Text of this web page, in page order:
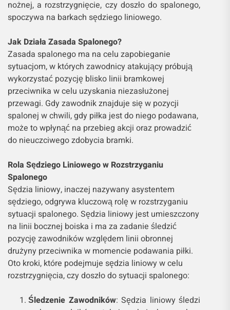
nożnej, a rozstrzygnięcie, czy doszło do spalonego,
spoczywa na barkach sędziego liniowego.
Jak Działa Zasada Spalonego?
Zasada spalonego ma na celu zapobieganie
sytuacjom, w których zawodnicy atakujący próbują
wykorzystać pozycję blisko linii bramkowej
przeciwnika w celu uzyskania niezasłużonej
przewagi. Gdy zawodnik znajduje się w pozycji
spalonej w chwili, gdy piłka jest do niego podawana,
może to wpłynąć na przebieg akcji oraz prowadzić
do nieuczciwego zdobycia bramki.
Rola Sędziego Liniowego w Rozstrzyganiu
Spalonego
Sędzia liniowy, inaczej nazywany asystentem
sędziego, odgrywa kluczową rolę w rozstrzyganiu
sytuacji spalonego. Sędzia liniowy jest umieszczony
na linii bocznej boiska i ma za zadanie śledzić
pozycję zawodników względem linii obronnej
drużyny przeciwnika w momencie podawania piłki.
Oto kroki, które podejmuje sędzia liniowy w celu
rozstrzygnięcia, czy doszło do sytuacji spalonego:
Śledzenie Zawodników: Sędzia liniowy śledzi